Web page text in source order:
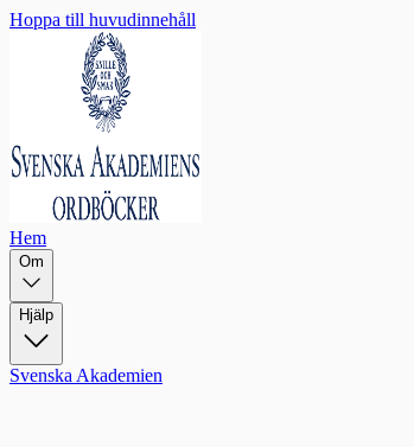
Hoppa till huvudinnehåll
Hem
Om
Hjälp
Svenska Akademien